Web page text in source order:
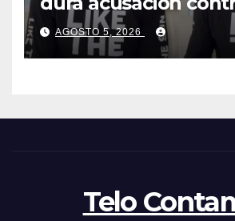
Telemundo y
que hacen en su
ilegal en EEUU
AGOSTO 5, 2026
Telo